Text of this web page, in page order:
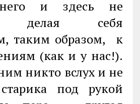
и здесь не
делая себя
таким образом, к
(как и у нас!).
никто вслух и не
под рукой